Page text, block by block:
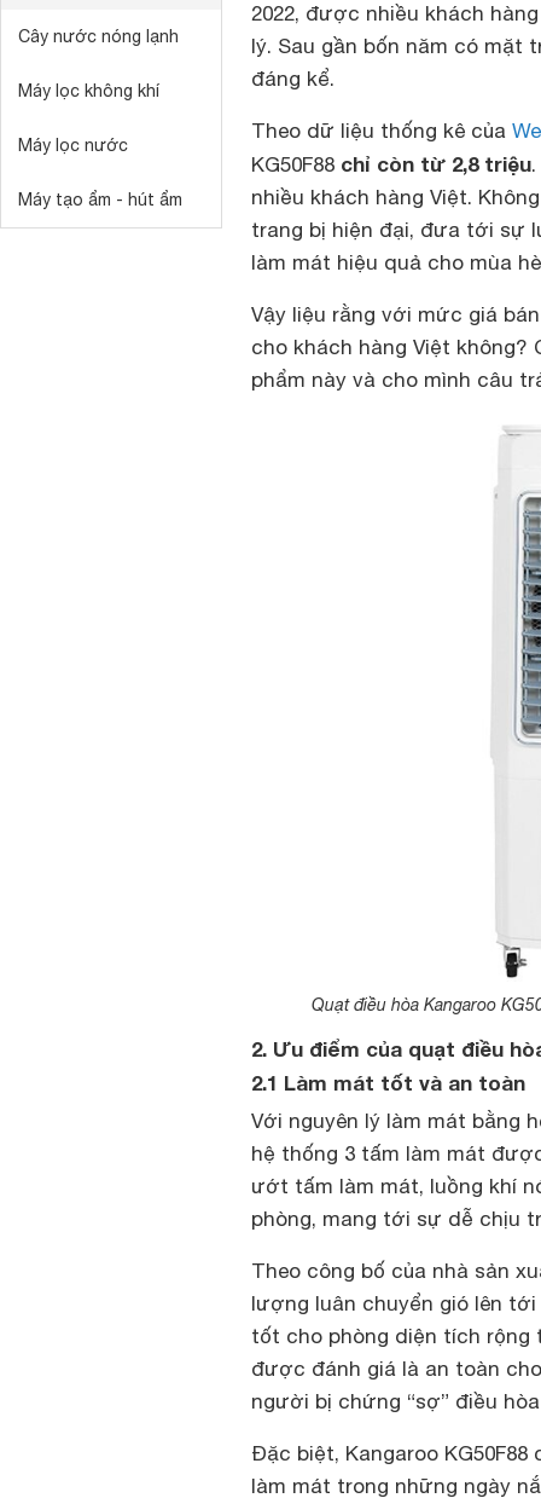
Cây nước nóng lạnh
Máy lọc không khí
Máy lọc nước
Máy tạo ẩm - hút ẩm
2022, được nhiều khách
lý. Sau gần bốn năm có mặt
đáng kể.
Theo dữ liệu thống kê của
KG50F88 chỉ còn từ 2,8 triệu
nhiều khách hàng Việt.
trang bị hiện đại, đưa tới sự
làm mát hiệu quả cho mùa
Vậy liệu rằng với mức giá
cho khách hàng Việt
phẩm này và cho mình câu
Quạt điều hòa Kangaroo
2. Ưu điểm của quạt điều
2.1 Làm mát tốt và an toàn
Với nguyên lý làm mát bằng
hệ thống 3 tấm làm mát
ướt tấm làm mát, luồng khí
phòng, mang tới sự dễ chịu
Theo công bố của nhà sản
lượng luân chuyển gió lên
tốt cho phòng diện tích rộng
được đánh giá là an toàn
người bị chứng “sợ” điều
Đặc biệt, Kangaroo
làm mát trong những ngày